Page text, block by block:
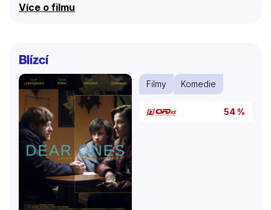
Více o filmu
Blízcí
Filmy Komedie
54 %